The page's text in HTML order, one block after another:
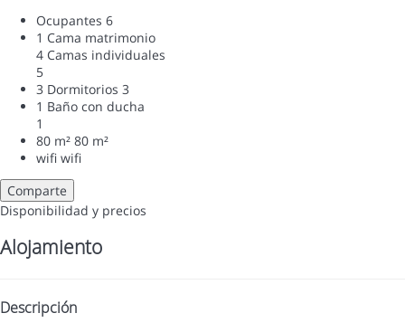
Ocupantes 6
1 Cama matrimonio
4 Camas individuales
5
3 Dormitorios 3
1 Baño con ducha
1
80 m² 80 m²
wifi wifi
Comparte
Disponibilidad y precios
Alojamiento
Descripción